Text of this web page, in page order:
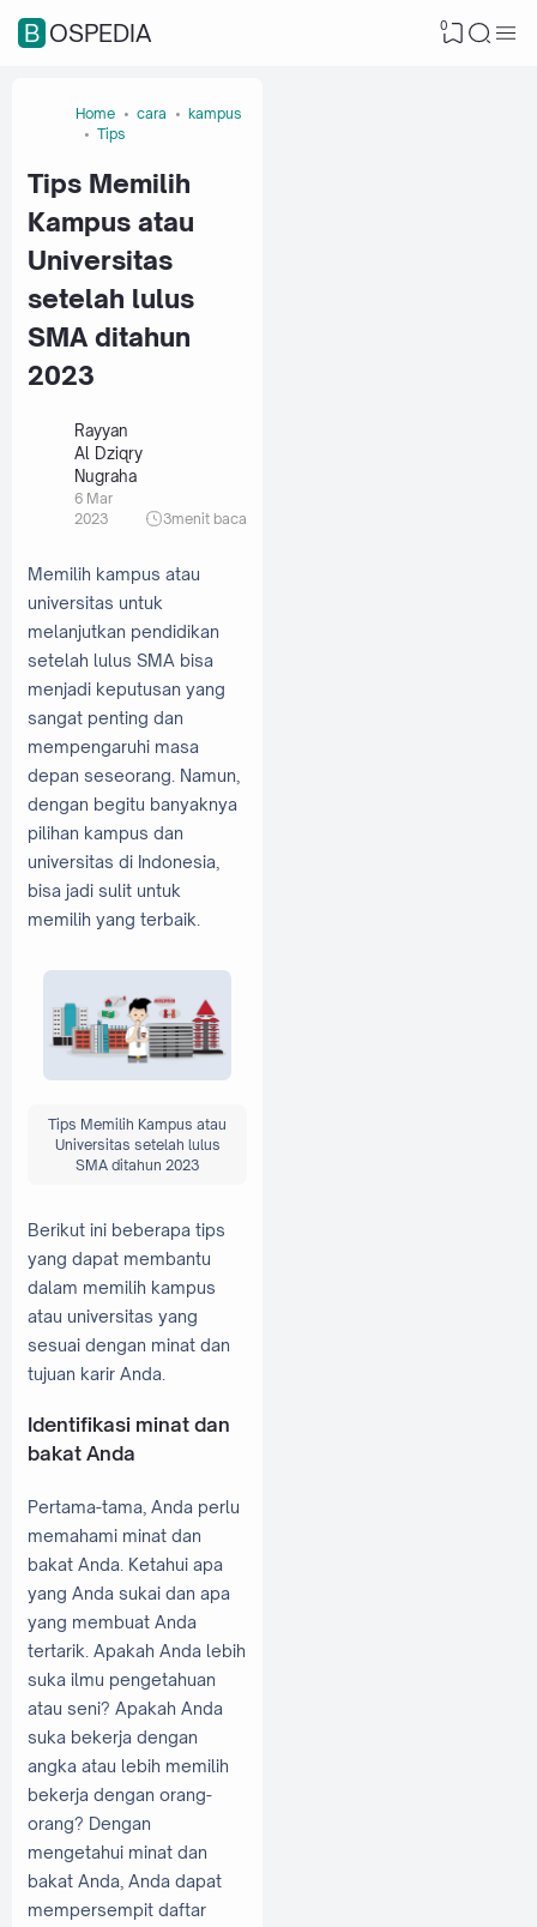
BOSPEDIA 0
Home cara
kampus
Tips
Tips Memilih
Kampus atau
Universitas
setelah lulus
SMA ditahun
2023
Rayyan
Al Dziqry
Nugraha
6 Mar
2023
3menit baca
Memilih kampus atau
universitas untuk
melanjutkan pendidikan
setelah lulus SMA bisa
menjadi keputusan yang
sangat penting dan
mempengaruhi masa
depan seseorang. Namun,
dengan begitu banyaknya
pilihan kampus dan
universitas di Indonesia,
bisa jadi sulit untuk
memilih yang terbaik.
Tips Memilih Kampus atau
Universitas setelah lulus
SMA ditahun 2023
Berikut ini beberapa tips
yang dapat membantu
dalam memilih kampus
atau universitas yang
sesuai dengan minat dan
tujuan karir Anda.
Identifikasi minat dan
bakat Anda
Pertama-tama, Anda perlu
memahami minat dan
bakat Anda. Ketahui apa
yang Anda sukai dan apa
yang membuat Anda
tertarik. Apakah Anda lebih
suka ilmu pengetahuan
atau seni? Apakah Anda
suka bekerja dengan
angka atau lebih memilih
bekerja dengan orang-
orang? Dengan
mengetahui minat dan
bakat Anda, Anda dapat
mempersempit daftar